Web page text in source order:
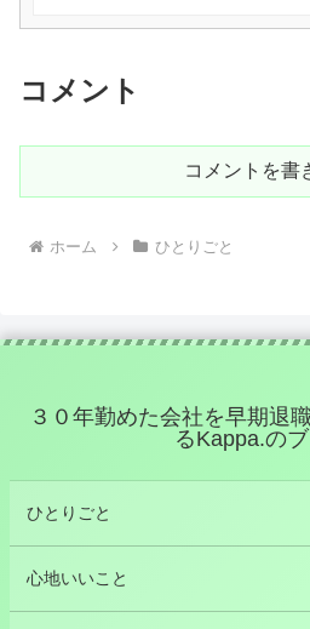
コメント
コメントを書
ホーム ひとりごと
３０年勤めた会社を早期退
るKappa.の
ひとりごと
心地いいこと